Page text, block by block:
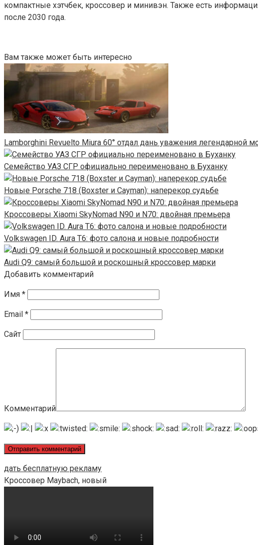
компактные хэтчбек, кроссовер и минивэн. Также есть
после 2030 года.
Вам также может быть интересно
Lamborghini Revuelto Miura 60° отдал дань уважения легендарной
Семейство УАЗ СГР официально переименовано в Буханку
Новые Porsche 718 (Boxster и Cayman): наперекор судьбе
Кроссоверы Xiaomi SkyNomad N90 и N70: двойная премьера
Volkswagen ID. Aura T6: фото салона и новые подробности
Audi Q9: самый большой и роскошный кроссовер марки
Добавить комментарий
Имя *
Email *
Сайт
Комментарий
дать бесплатную рекламу
Кроссовер Maybach, новый